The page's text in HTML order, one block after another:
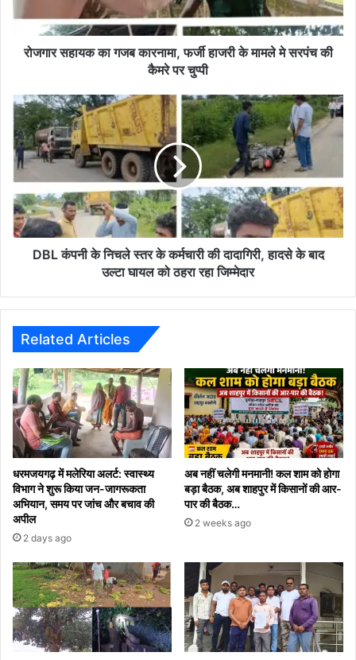
के
कैमरे
पर
चुप्पी
रोजगार सहायक का गजब कारनामा, फर्जी हाजरी के मामले मे सरपंच की
कैमरे पर चुप्पी
DBL
कंपनी
के
निचले
स्तर
के
कर्मचारी
की
दादागिरी,
को
ठहरा
रहा
जिम्मेदार
DBL कंपनी के निचले स्तर के कर्मचारी की दादागिरी, हादसे के बाद
उल्टा घायल को ठहरा रहा जिम्मेदार
Related Articles
धरमजयगढ़ में मलेरिया अलर्ट: स्वास्थ्य
विभाग ने शुरू किया जन-जागरूकता
अभियान, समय पर जांच और बचाव की
अपील
2 days ago
अब नहीं चलेगी मनमानी! कल शाम को होगा
बड़ा बैठक, अब शाहपुर में किसानों की आर-
पार की बैठक…
2 weeks ago